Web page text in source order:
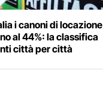
i canoni di locazione
al 44%: la classifica
città per città